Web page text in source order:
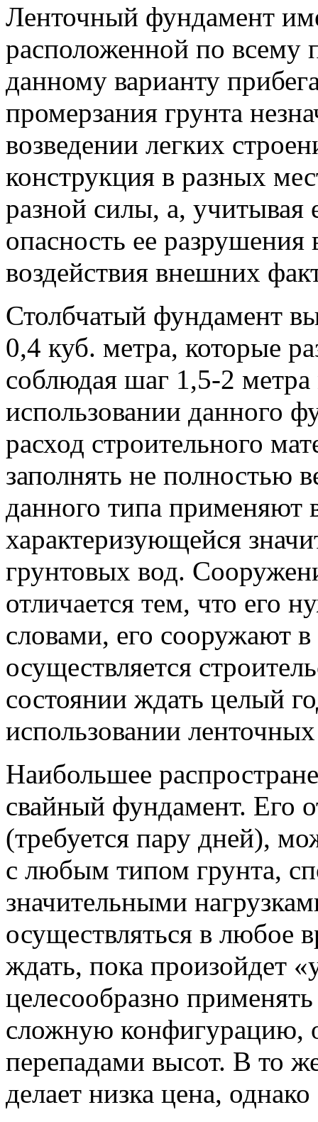
Ленточный фундамент
расположенной по всему
данному варианту
промерзания грунта
возведении легких
конструкция в разных
разной силы, а, учитывая
опасность ее разрушения
воздействия внешних
Столбчатый фундамент
0,4 куб. метра, которые
соблюдая шаг 1,5-2
использовании данного
расход строительного
заполнять не полностью
данного типа применяют
характеризующейся
грунтовых вод.
отличается тем, что его
словами, его сооружают
осуществляется
состоянии ждать целый
использовании
Наибольшее
свайный фундамент. Его
(требуется пару дней),
с любым типом грунта,
значительными
осуществляться в любое
ждать, пока произойдет
целесообразно
сложную конфигурацию,
перепадами высот. В то
делает низка цена,